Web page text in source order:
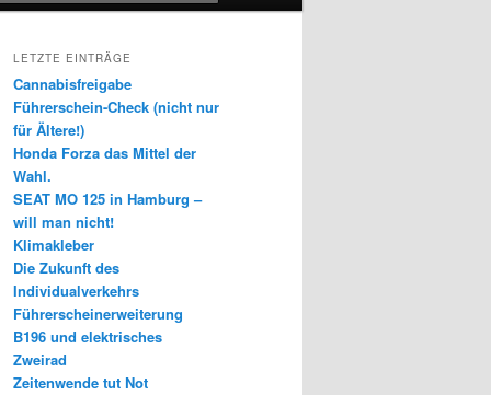
LETZTE EINTRÄGE
Cannabisfreigabe
Führerschein-Check (nicht nur
für Ältere!)
Honda Forza das Mittel der
Wahl.
SEAT MO 125 in Hamburg –
will man nicht!
Klimakleber
Die Zukunft des
Individualverkehrs
Führerscheinerweiterung
B196 und elektrisches
Zweirad
Zeitenwende tut Not